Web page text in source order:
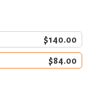
$140.00
$84.00